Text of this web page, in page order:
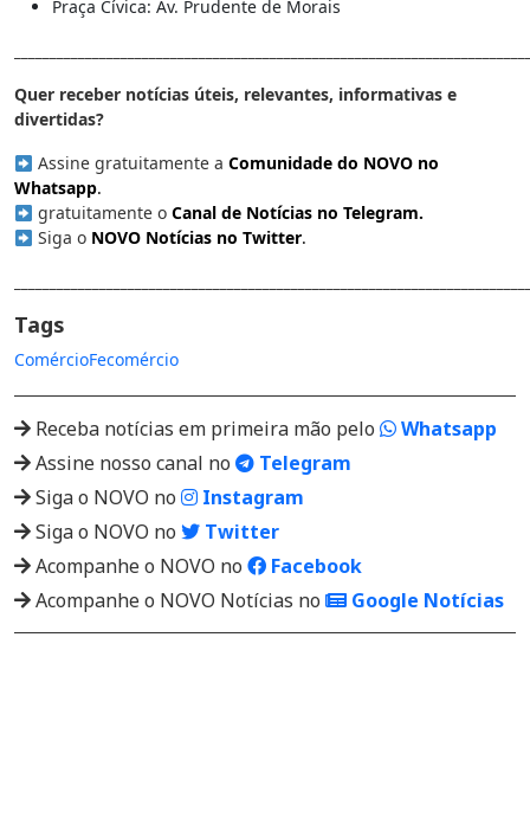
Praça Cívica: Av. Prudente de Morais
Quer receber notícias úteis, relevantes, informativas e
divertidas?
Assine gratuitamente a Comunidade do NOVO no
Whatsapp.
gratuitamente o Canal de Notícias no Telegram.
Siga o NOVO Notícias no Twitter.
Tags
ComércioFecomércio
Receba notícias em primeira mão pelo
Whatsapp
Assine nosso canal no
Telegram
Siga o NOVO no
Instagram
Siga o NOVO no
Twitter
Acompanhe o NOVO no
Facebook
Acompanhe o NOVO Notícias no
Google Notícias